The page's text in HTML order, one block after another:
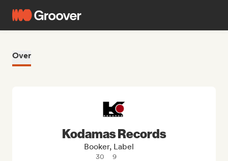
Over
Kodamas Records
Booker, Label
30 9